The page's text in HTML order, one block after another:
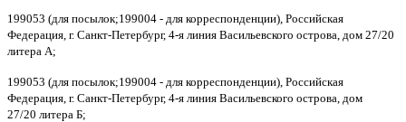
199053 (для посылок;199004 - для корреспонденции) , Российская
Федерация, г. Санкт-Петербург, 4-я линия Васильевского острова, дом 27/20
литера А;
199053 (для посылок;199004 - для корреспонденции) , Российская
Федерация, г. Санкт-Петербург, 4-я линия Васильевского острова, дом
27/20 литера Б;